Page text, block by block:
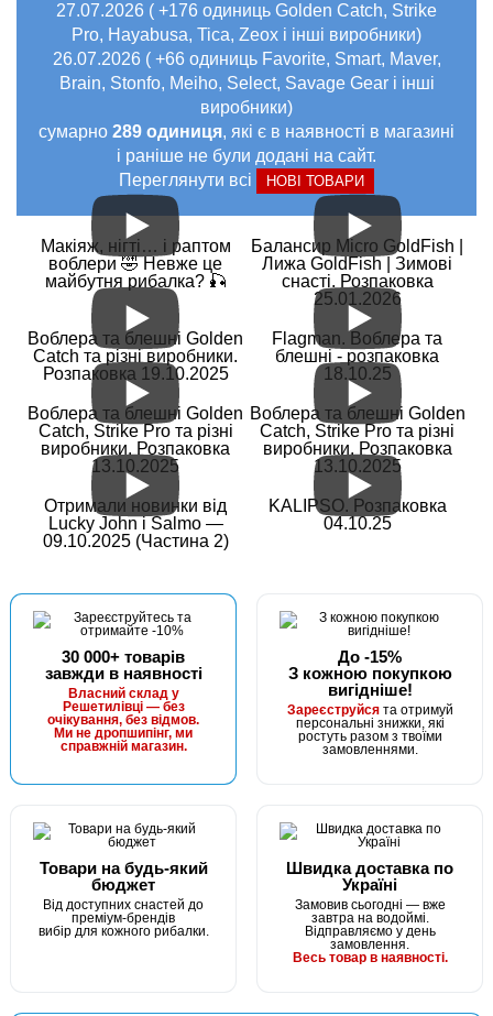
27.07.2026 ( +176 одиниць Golden Catch, Strike
Pro, Hayabusa, Tica, Zeox і інші виробники)
26.07.2026 ( +66 одиниць Favorite, Smart, Maver,
Brain, Stonfo, Meiho, Select, Savage Gear і інші
виробники)
сумарно 289 одиниця, які є в наявності в магазині
і раніше не були додані на сайт.
Переглянути всі
НОВІ ТОВАРИ
Макіяж, нігті… і раптом
воблери 🤣 Невже це
майбутня рибалка? 🎣
Балансир Micro GoldFish |
Лижа GoldFish | Зимові
снасті. Розпаковка
25.01.2026
Воблера та блешні Golden
Catch та різні виробники.
Розпаковка 19.10.2025
Flagman. Воблера та
блешні - розпаковка
18.10.25
Воблера та блешні Golden
Catch, Strike Pro та різні
виробники. Розпаковка
13.10.2025
Воблера та блешні Golden
Catch, Strike Pro та різні
виробники. Розпаковка
13.10.2025
Отримали новинки від
Lucky John і Salmo —
09.10.2025 (Частина 2)
KALIPSO. Розпаковка
04.10.25
30 000+ товарів
завжди в наявності
Власний склад у
Решетилівці — без
очікування, без відмов.
Ми не дропшипінг, ми
справжній магазин.
До -15%
З кожною покупкою
вигідніше!
Зареєструйсята отримуй
персональні знижки, які
ростуть разом з твоїми
замовленнями.
Товари на будь-який
бюджет
Від доступних снастей до
преміум-брендів
вибір для кожного рибалки.
Швидка доставка по
Україні
Замовив сьогодні — вже
завтра на водоймі.
Відправляємо у день
замовлення.
Весь товар в наявності.